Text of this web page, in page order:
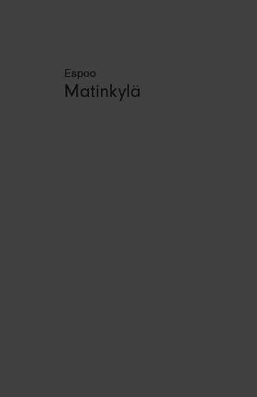
Espoo
Matinkylä